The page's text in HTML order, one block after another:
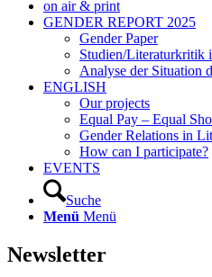
on air & print
GENDER REPORT 2025
Gender Paper
Studien/Literaturkritik
Analyse der Situation
ENGLISH
Our projects
Equal Pay – Equal
Gender Relations in
How can I participate?
EVENTS
Suche
Menü Menü
Newsletter